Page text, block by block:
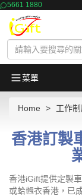
5661 1880
菜單
Home 工作
香港訂製
香港iGift提供定製
或蛤乸衣香港，已